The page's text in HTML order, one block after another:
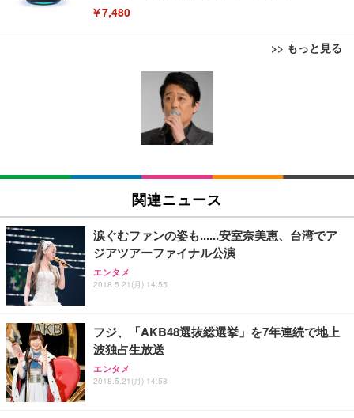
￥7,480
>> もっと見る
[EdoErgo] オフィスチェア 椅子 テレワーク 疲れな
い 跳ね上げ式アームレスト コンパクト 約105度ロッ
キング pc 事務椅子 360度回転 座面昇降 強化ナイロ
ン樹脂ベース 通気性メッシュ 在宅ワーク H-WY01
(黒網+黒枠+黒足)
SIHOO B100 オフィスチェア／デスクチェア メッシ
ュチェア 人間工学 疲れない ブラック
￥27,999
Sezlife オフィスチェア デスクチェア 疲れない テレ
ワーク チェア 強化バックレスト 30度ロッキング機
能 人間工学 椅子 腰サポート 90度跳ね上げ式アーム
ョン PCチェア 通気性メッシュ ゲーミング/勉強/事
務用 おしゃれ パソコンチェア (ブラック)
Sezlife オフィスチェア デスクチェア 疲れない テレ
ワーク チェア 強化バックレスト 30度ロッキング機
能 人間工学 椅子 腰サポート 90度跳ね上げ式アーム
EIZO ビジネス向けプレミアムモニター | FlexScan
EV3240X-WT | 31.5型4K UHD・USB Type-C・ホワ
￥105,595
EIZO ビジネス向けプレミアムモニター | FlexScan
￥109,572
【純正品】27"ゲーミングモニター DualSense 充電
フック付き（CFI-ZDM1J）
【整備済み品】Dell E2724HS 27インチ 液晶モニタ
ー フルHD（1920×1080）VA 非光沢 HDMI/DisplayP
ort/VGA スピーカー内蔵 高さ調整 スイベル VESA対
Amazonベーシック ペットシーツ 薄型 レギュラー 1
回使い捨て 無香料 ホワイト 300枚
Amazonベーシック ペットシーツ 厚型 ワイド 42枚
x2袋(84枚) ホワイト(吸収面:ライトブルー)
￥3,234
ネオ・ルーライフ ネオ・オムツ L 中型犬用 26枚入
り 単品
Smart Basic(スマートベーシック) 【Amazon.co.jp
限定】 Smart Basic アイリスオーヤマ ペットシーツ
超厚型 お徳用 ワイド 100枚入 (x 1) (ケース販売)
関連ニュース
涙ぐむファンの姿も......安室奈美恵、台湾でア
ジアツアーファイナル公演
エンタメ
2018.5.21(月) 14:55
フジ、「AKB48選抜総選挙」を7年連続で地上
波独占生放送
エンタメ
2018.5.21(月) 14:58